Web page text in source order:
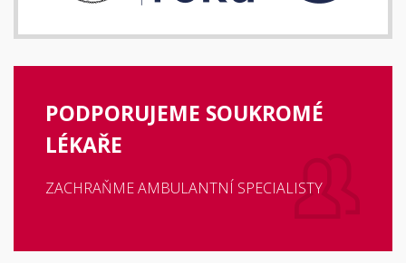
PODPORUJEME SOUKROMÉ
LÉKAŘE
ZACHRAŇME AMBULANTNÍ SPECIALISTY